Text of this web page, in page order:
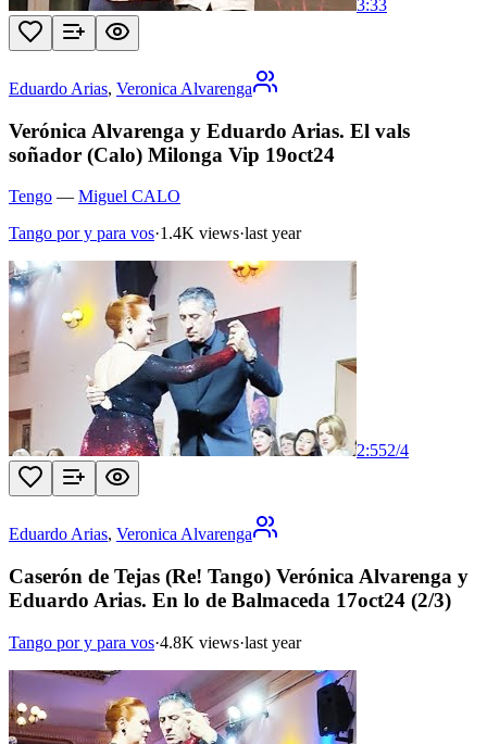
3:33
Eduardo Arias, Veronica Alvarenga
Verónica Alvarenga y Eduardo Arias. El vals
soñador (Calo) Milonga Vip 19oct24
Tengo — Miguel CALO
Tango por y para vos·1.4K views·last year
2:552/4
Eduardo Arias, Veronica Alvarenga
Caserón de Tejas (Re! Tango) Verónica Alvarenga y
Eduardo Arias. En lo de Balmaceda 17oct24 (2/3)
Tango por y para vos·4.8K views·last year